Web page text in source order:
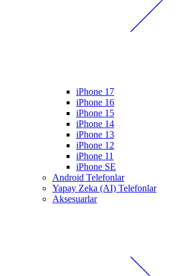
iPhone 17
iPhone 16
iPhone 15
iPhone 14
iPhone 13
iPhone 12
iPhone 11
iPhone SE
Android Telefonlar
Yapay Zeka (AI) Telefonlar
Aksesuarlar